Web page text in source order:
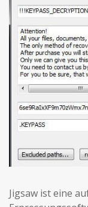
Jigsaw ist eine